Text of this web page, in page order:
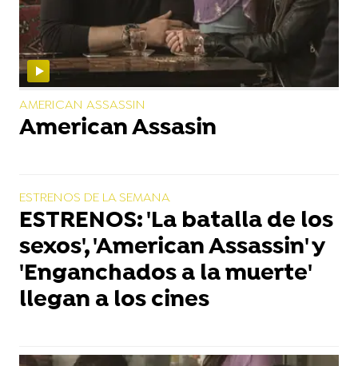
AMERICAN ASSASSIN
American Assasin
ESTRENOS DE LA SEMANA
ESTRENOS: 'La batalla de los
sexos', 'American Assassin' y
'Enganchados a la muerte'
llegan a los cines